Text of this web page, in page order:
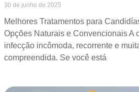
30 de junho de 2025
Melhores Tratamentos para
Opções Naturais e Convencionais A
infecção incômoda, recorrente e
compreendida. Se você está